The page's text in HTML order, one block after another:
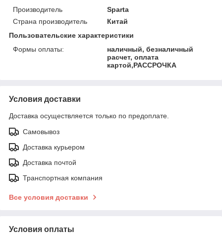
Производитель
Sparta
Страна производитель
Китай
Пользовательские характеристики
Формы оплаты:
наличный, безналичный
расчет, оплата
картой,РАССРОЧКА
Условия доставки
Доставка осуществляется только по предоплате.
Самовывоз
Доставка курьером
Доставка почтой
Транспортная компания
Все условия доставки
Условия оплаты